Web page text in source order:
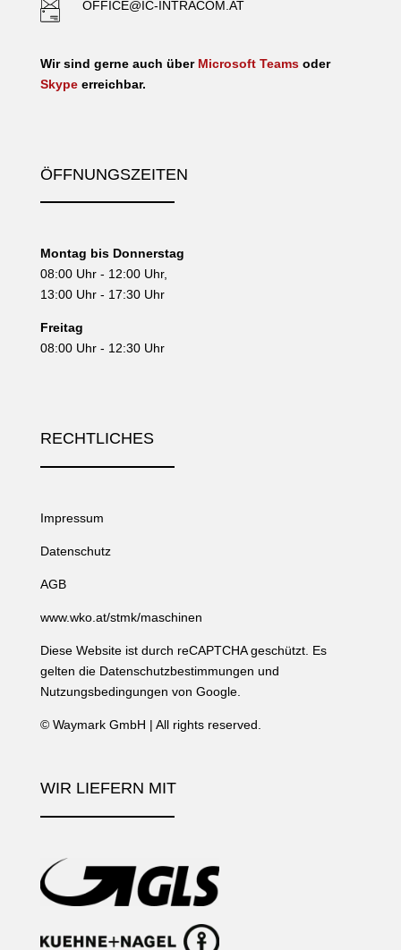
WIR LIEFERN MIT
OFFICE@IC-INTRACOM.AT
Wir sind gerne auch über Microsoft Teamsoder
Skypeerreichbar.
ÖFFNUNGSZEITEN
Montag bis Donnerstag
08:00 Uhr - 12:00 Uhr,
13:00 Uhr - 17:30 Uhr
Freitag
08:00 Uhr - 12:30 Uhr
RECHTLICHES
Impressum
Datenschutz
AGB
www.wko.at/stmk/maschinen
Diese Website ist durch reCAPTCHA geschützt. Es
gelten die Datenschutzbestimmungen und
Nutzungsbedingungen von Google.
© Waymark GmbH | All rights reserved.